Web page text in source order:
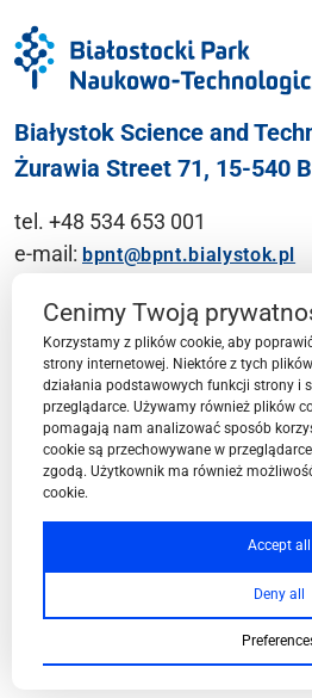
Białystok Science and
Żurawia Street 71, 15-540
tel. +48 534 653 001
e-mail: bpnt@bpnt.bialystok.pl
Contact
BPN-T Area
BPN-T Offer
Cenimy Twoją
Korzystamy z plików cookie, aby
strony internetowej. Niektóre z tych
działania podstawowych funkcji strony i
przeglądarce. Używamy również plików
pomagają nam analizować sposób
cookie są przechowywane w
zgodą. Użytkownik ma również
cookie.
Accept all
Deny all